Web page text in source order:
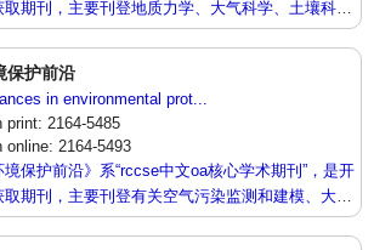
取期刊，主要刊登地质力学、大气科学、土壤科
地球化学等领域内最新研究进展及成果展示的相关
。本刊支持思想创新、学术创新，倡导科学，繁荣
，集学术性、思想性为一体，旨在给世界范围内的
家、学者、科研人员提供一个传播、分享和讨论地
学领域内不同方向问题与发展的交流平台。
保护前沿
in environmental prot...
print: 2164-5485
online: 2164-5493
境保护前沿》系“rccse中文oa核心学术期刊”，是开
取期刊，主要刊登有关空气污染监测和建模、大气
防治、地下水污染控制等领域的最新论文，反映国